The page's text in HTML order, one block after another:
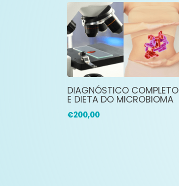
DIAGNÓSTICO COMPLETO
E DIETA DO MICROBIOMA
€200,00